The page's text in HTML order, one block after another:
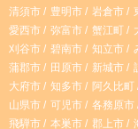
清須市
豊明市 岩倉市
愛西市
弥富市 蟹江町
刈谷市
碧南市 知立市
蒲郡市
田原市 新城市
大府市
知多市 阿久比町
山県市
可児市 各務原市
飛騨市
本巣市 郡上市